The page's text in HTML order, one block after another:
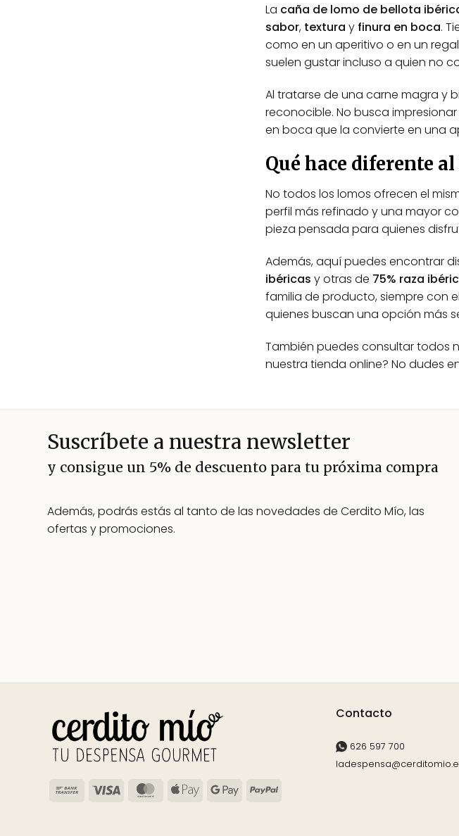
La caña de lomo de bellota
sabor, textura y finura en boca.
como en un aperitivo o en un
suelen gustar incluso a quien no
Al tratarse de una carne magra y
reconocible. No busca
en boca que la convierte en una
Qué hace diferente
No todos los lomos ofrecen el
perfil más refinado y una mayor
pieza pensada para quienes
Además, aquí puedes encontrar
ibéricas y otras de 75% raza
familia de producto, siempre con
quienes buscan una opción más
También puedes consultar todos
nuestra tienda online? No dudes
Suscríbete a nuestra newsletter
y consigue un 5% de descuento para tu próxima compra
Además, podrás estás al tanto de las novedades de Cerdito Mío, las
ofertas y promociones.
Bank
Visa MasterCard
Apple GooglePayPal
Contacto
626 597 700